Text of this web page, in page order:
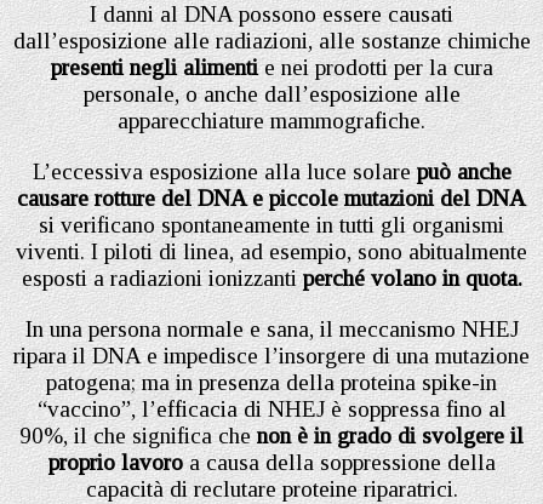
I danni al DNA possono essere causati
dall’esposizione alle radiazioni, alle sostanze chimiche
presenti negli alimentie nei prodotti per la cura
personale, o anche dall’esposizione alle
apparecchiature mammografiche.
L’eccessiva esposizione alla luce solarepuò anche
causare rotture del DNA e piccole mutazioni del DNA
si verificano spontaneamente in tutti gli organismi
viventi. I piloti di linea, ad esempio, sono abitualmente
esposti a radiazioni ionizzantiperché volano in quota.
In una persona normale e sana, il meccanismo NHEJ
ripara il DNA e impedisce l’insorgere di una mutazione
patogena; ma in presenza della proteina spike-in
“vaccino”, l’efficacia di NHEJ è soppressa fino al
90%, il che significa chenon è in grado di svolgere il
proprio lavoroa causa della soppressione della
capacità di reclutare proteine riparatrici.